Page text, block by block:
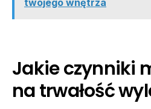
twojego wnętrza
Jakie czynniki
na trwałość